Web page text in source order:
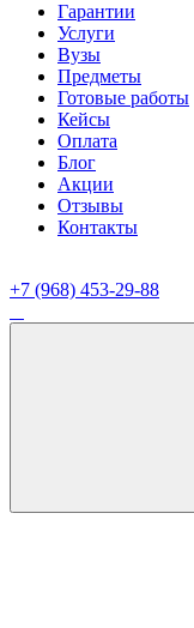
Гарантии
Услуги
Вузы
Предметы
Готовые работы
Кейсы
Оплата
Блог
Акции
Отзывы
Контакты
+7 (968) 453-29-88